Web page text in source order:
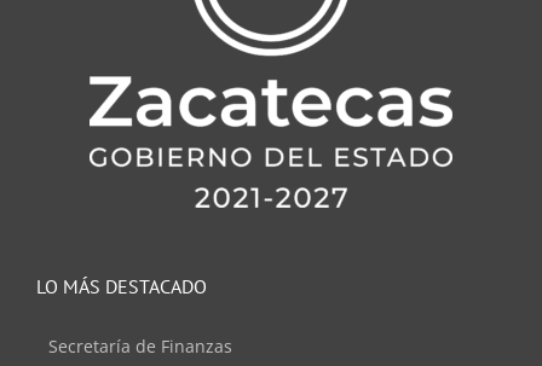
LO MÁS DESTACADO
Secretaría de Finanzas